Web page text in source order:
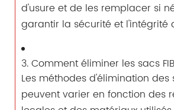
d'usure et de les remplacer si
garantir la sécurité et l'intégrité
3. Comment éliminer les sacs
Les méthodes d'élimination des
peuvent varier en fonction des